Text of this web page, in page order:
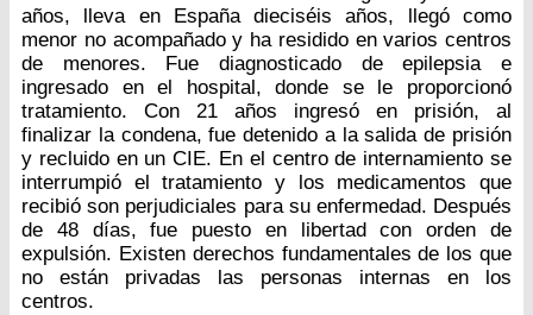
años, lleva en España dieciséis años, llegó como
menor no acompañado y ha residido en varios centros
de menores. Fue diagnosticado de epilepsia e
ingresado en el hospital, donde se le proporcionó
tratamiento. Con 21 años ingresó en prisión, al
finalizar la condena, fue detenido a la salida de prisión
y recluido en un CIE. En el centro de internamiento se
interrumpió el tratamiento y los medicamentos que
recibió son perjudiciales para su enfermedad. Después
de 48 días, fue puesto en libertad con orden de
expulsión. Existen derechos fundamentales de los que
no están privadas las personas internas en los
centros.